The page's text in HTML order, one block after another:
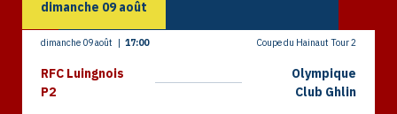
dimanche 09 août
dimanche 09 août | 17:00 Coupe du Hainaut Tour 2
Olympique
Club Ghlin
RFC Luingnois
P2